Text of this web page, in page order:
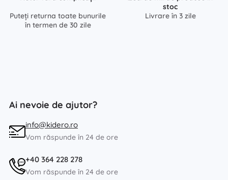
Puteți returna toate bunurile
în termen de 30 zile
stoc
Livrare în 3 zile
Ai nevoie de ajutor?
info@kidero.ro
Vom răspunde în 24 de ore
+40 364 228 278
Vom răspunde în 24 de ore